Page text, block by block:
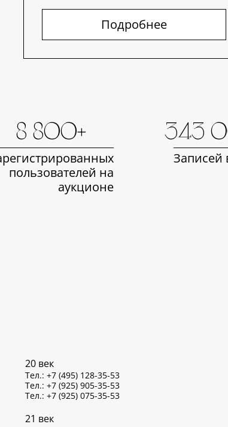
Подробнее
8 800+
пользователей на
аукционе
343
Записей
20 век
Тел.: +7 (495) 128-35-53
Тел.: +7 (925) 905-35-53
Тел.: +7 (925) 075-35-53
21 век